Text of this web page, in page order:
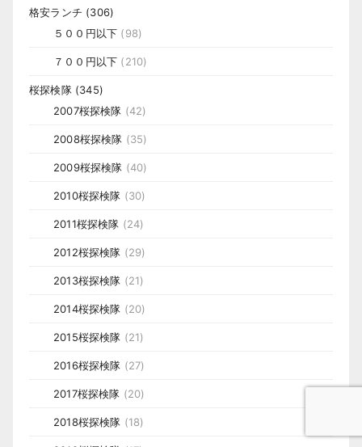
格安ランチ (306)
５００円以下 (98)
７００円以下 (210)
桜探検隊(345)
2007桜探検隊 (42)
2008桜探検隊 (35)
2009桜探検隊 (40)
2010桜探検隊 (30)
2011桜探検隊 (24)
2012桜探検隊 (29)
2013桜探検隊 (21)
2014桜探検隊 (20)
2015桜探検隊 (21)
2016桜探検隊 (27)
2017桜探検隊 (20)
2018桜探検隊 (18)